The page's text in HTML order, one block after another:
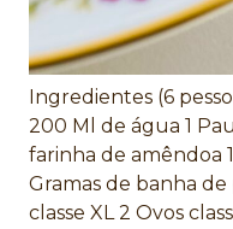
Ingredientes (6
200 Ml de água 1
farinha de amêndoa
Gramas de banha de
classe XL 2 Ovos